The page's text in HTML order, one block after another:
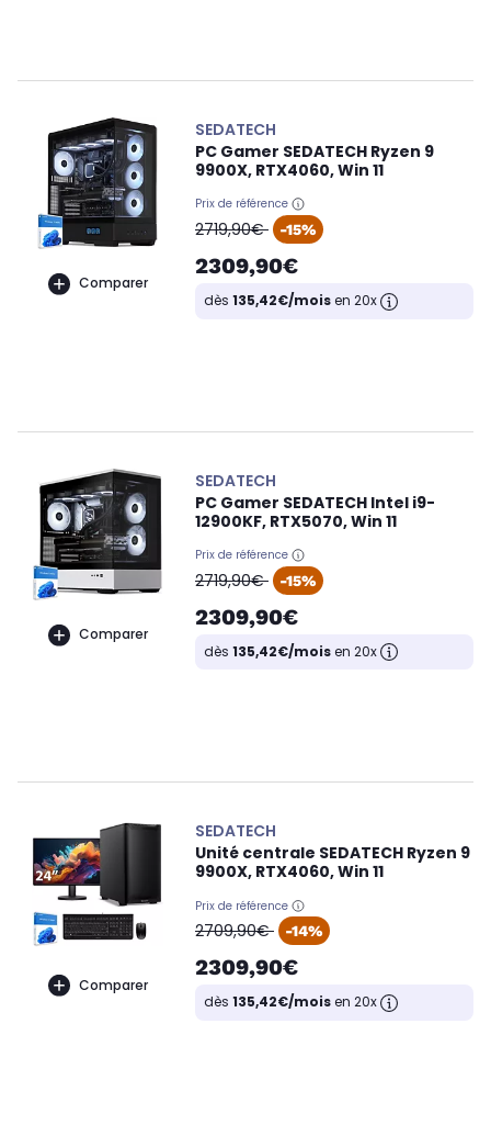
Comparer
SEDATECH
PC Gamer SEDATECH Ryzen 9
9900X, RTX4060, Win 11
Prix de référence
oldPrice
2719,90€ -15%
2309,90€
dès 135,42€/moisen 20x
Comparer
SEDATECH
PC Gamer SEDATECH Intel i9-
12900KF, RTX5070, Win 11
Prix de référence
oldPrice
2719,90€ -15%
2309,90€
dès 135,42€/moisen 20x
Comparer
SEDATECH
Unité centrale SEDATECH Ryzen 9
9900X, RTX4060, Win 11
Prix de référence
oldPrice
2709,90€ -14%
2309,90€
dès 135,42€/moisen 20x